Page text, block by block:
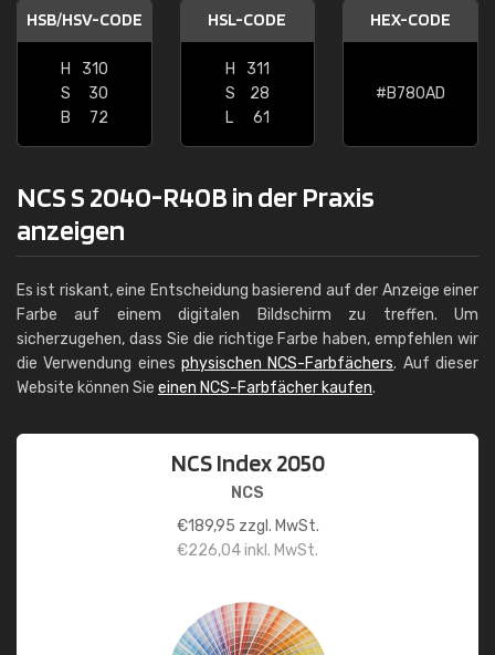
HSB/HSV-CODE
H
310
S
30
B
72
HSL-CODE
H
311
S
28
L
61
HEX-CODE
#B780AD
NCS S 2040-R40B in der Praxis
anzeigen
Es ist riskant, eine Entscheidung basierend auf der Anzeige einer
Farbe auf einem digitalen Bildschirm zu treffen. Um
sicherzugehen, dass Sie die richtige Farbe haben, empfehlen wir
die Verwendung eines physischen NCS-Farbfächers. Auf dieser
Website können Sie einen NCS-Farbfächer kaufen.
NCS Index 2050
NCS
€189,95 zzgl. MwSt.
€226,04inkl. MwSt.